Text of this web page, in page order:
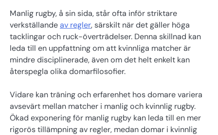
Manlig rugby, å sin sida, står ofta inför striktare
verkställandeav regler, särskilt när det gäller höga
tacklingar och ruck-överträdelser. Denna skillnad kan
leda till en uppfattning om att kvinnliga matcher är
mindre disciplinerade, även om det helt enkelt kan
återspegla olika domarfilosofier.
Vidare kan träning och erfarenhet hos domare variera
avsevärt mellan matcher i manlig och kvinnlig rugby.
Ökad exponering för manlig rugby kan leda till en mer
rigorös tillämpning av regler, medan domar i kvinnlig